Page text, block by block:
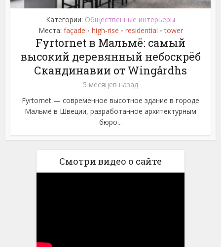
Категории: Общественные интерьеры
Места: façade • high-rise • residential • tower
Fyrtornet в Мальмё: самый
высокий деревянный небоскрёб
Скандинавии от Wingårdhs
5 месяцев назад
Fyrtornet — современное высотное здание в городе
Мальмё в Швеции, разработанное архитектурным
бюро...
Смотри видео о сайте